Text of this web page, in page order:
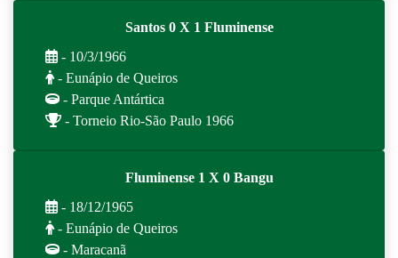
Santos 0 X 1 Fluminense
- 10/3/1966
- Eunápio de Queiros
- Parque Antártica
- Torneio Rio-São Paulo 1966
Fluminense 1 X 0 Bangu
- 18/12/1965
- Eunápio de Queiros
- Maracanã